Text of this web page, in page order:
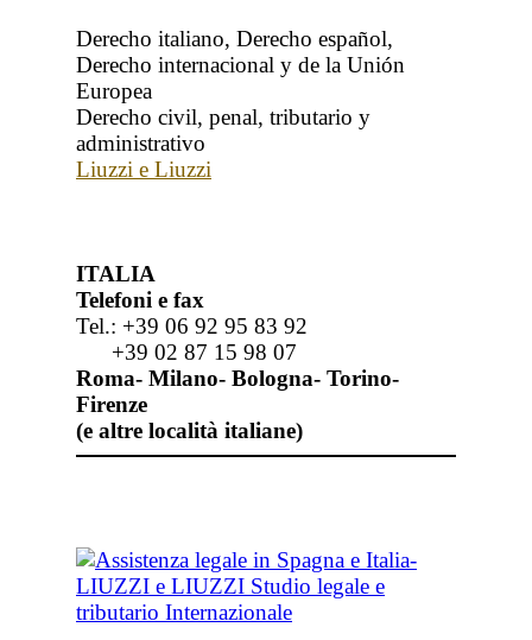
Derecho italiano, Derecho español,
Derecho internacional y de la Unión
Europea
Derecho civil, penal, tributario y
administrativo
Liuzzi e Liuzzi
ITALIA
Telefoni e fax
Tel.: +39 06 92 95 83 92
+39 02 87 15 98 07
Roma- Milano- Bologna- Torino-
Firenze
(e altre località italiane)